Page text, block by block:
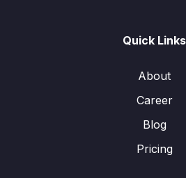
Quick Links
About
Career
Blog
Pricing